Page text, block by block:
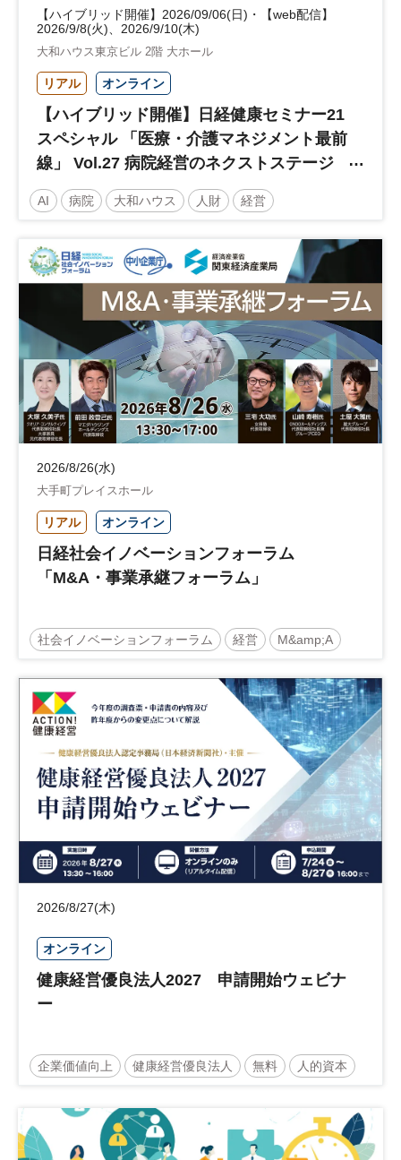
【ハイブリッド開催】2026/09/06(日)・【web配信】
2026/9/8(火)、2026/9/10(木)
大和ハウス東京ビル 2階 大ホール
リアル オンライン
【ハイブリッド開催】日経健康セミナー21
スペシャル 「医療・介護マネジメント最前
線」 Vol.27 病院経営のネクストステージ
～診療報酬改定のその先 AI・DX・人財戦
略で描く持続可能な未来へ～
AI 病院 大和ハウス 人財 経営
人材戦略
日経健康セミナー 病院経営 診療報酬
土日祝開催
2026/8/26(水)
大手町プレイスホール
リアル オンライン
日経社会イノベーションフォーラム
「M&A・事業承継フォーラム」
社会イノベーションフォーラム 経営 M&amp;A
事業承継 中堅中小企業
日経社会イノベーションフォーラム 参加無料
2026/8/27(木)
オンライン
健康経営優良法人2027 申請開始ウェビナ
ー
企業価値向上 健康経営優良法人 無料 人的資本